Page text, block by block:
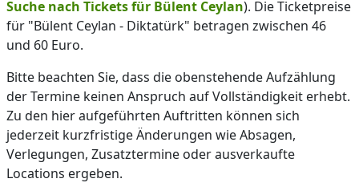
Suche nach Tickets für Bülent Ceylan). Die Ticketpreise
für "Bülent Ceylan - Diktatürk" betragen zwischen 46
und 60 Euro.
Bitte beachten Sie, dass die obenstehende Aufzählung
der Termine keinen Anspruch auf Vollständigkeit erhebt.
Zu den hier aufgeführten Auftritten können sich
jederzeit kurzfristige Änderungen wie Absagen,
Verlegungen, Zusatztermine oder ausverkaufte
Locations ergeben.